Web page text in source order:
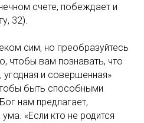
счете, побеждает и
32).
сим, но преобразуйтесь
чтобы вам познавать, что
и совершенная»
быть способными
нам предлагает,
«Если кто не родится